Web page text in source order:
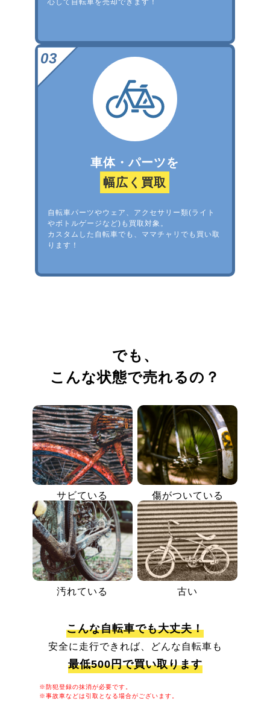
心して自転車を売却できます！
車体・パーツを
幅広く買取
自転車パーツやウェア、アクセサリー類(ライト
やボトルゲージなど)も買取対象。
カスタムした自転車でも、ママチャリでも買い取
ります！
でも、
こんな状態で売れるの？
サビている 傷がついている
汚れている 古い
こんな自転車でも大丈夫！
安全に走行できれば、どんな自転車も
最低500円で買い取ります
※防犯登録の抹消が必要です。
※事故車などは引取となる場合がございます。